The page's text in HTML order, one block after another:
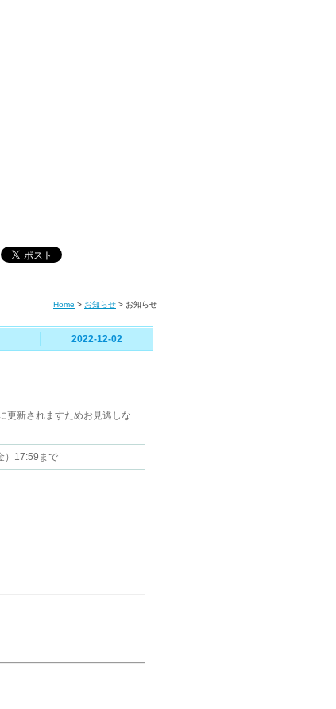
Home > お知らせ > お知らせ
2022-12-02
更新されますためお見逃しな
）17:59まで